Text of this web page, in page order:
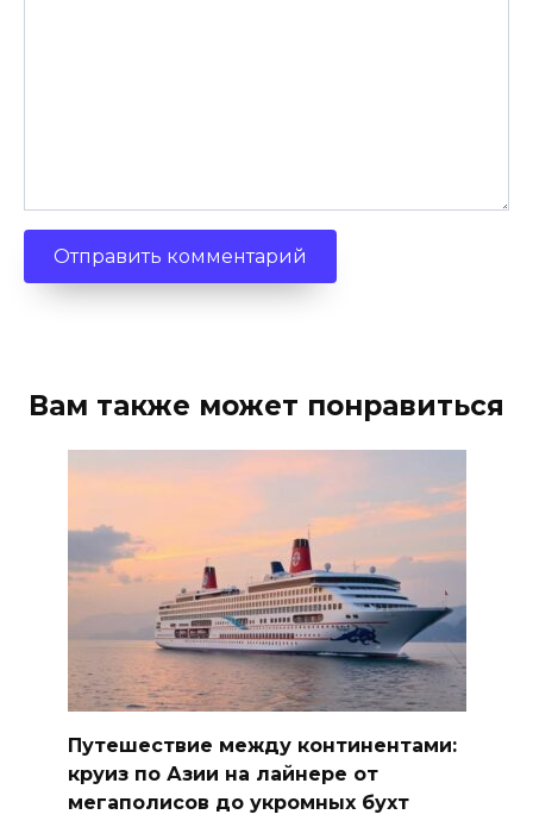
Вам также может понравиться
Путешествие между континентами:
круиз по Азии на лайнере от
мегаполисов до укромных бухт